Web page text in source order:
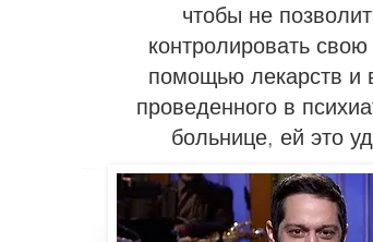
чтобы не
контролировать
помощью лекарств и
проведенного в
больнице, ей это